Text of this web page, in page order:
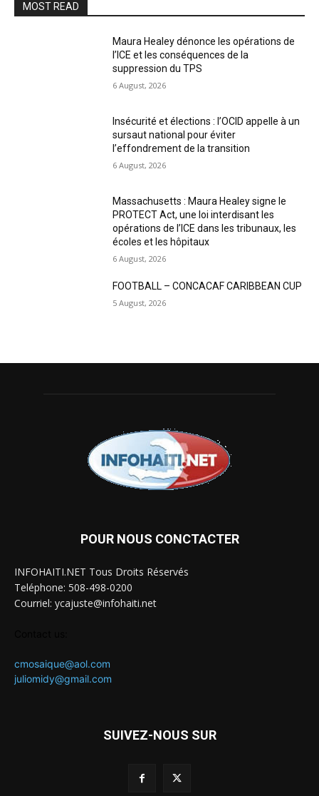
MOST READ
Maura Healey dénonce les opérations de
l’ICE et les conséquences de la
suppression du TPS
6 August, 2026
Insécurité et élections : l’OCID appelle à un
sursaut national pour éviter
l’effondrement de la transition
6 August, 2026
Massachusetts : Maura Healey signe le
PROTECT Act, une loi interdisant les
opérations de l’ICE dans les tribunaux, les
écoles et les hôpitaux
6 August, 2026
FOOTBALL – CONCACAF CARIBBEAN CUP
5 August, 2026
POUR NOUS CONCTACTER
INFOHAITI.NET Tous Droits Réservés
Teléphone: 508-498-0200
Courriel: ycajuste@infohaiti.net
cmosaique@aol.com
juliomidy@gmail.com
SUIVEZ-NOUS SUR